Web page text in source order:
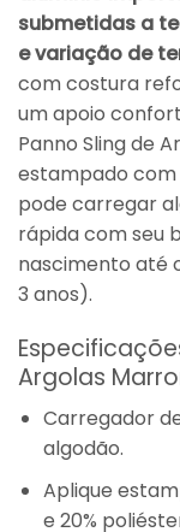
submetidas a
e variação de
com costura
um apoio
Panno Sling de
estampado
pode carregar
rápida com seu
nascimento até
3 anos).
Argolas
Carregador
algodão.
Aplique
e 20%